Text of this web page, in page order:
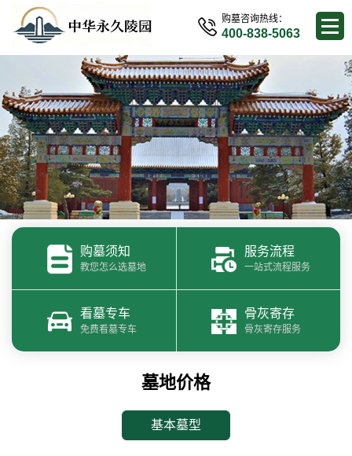
购墓咨询热线：
400-838-5063
购墓须知
教您怎么选墓地
服务流程
一站式流程服务
看墓专车
免费看墓专车
骨灰寄存
骨灰寄存服务
墓地价格
基本墓型